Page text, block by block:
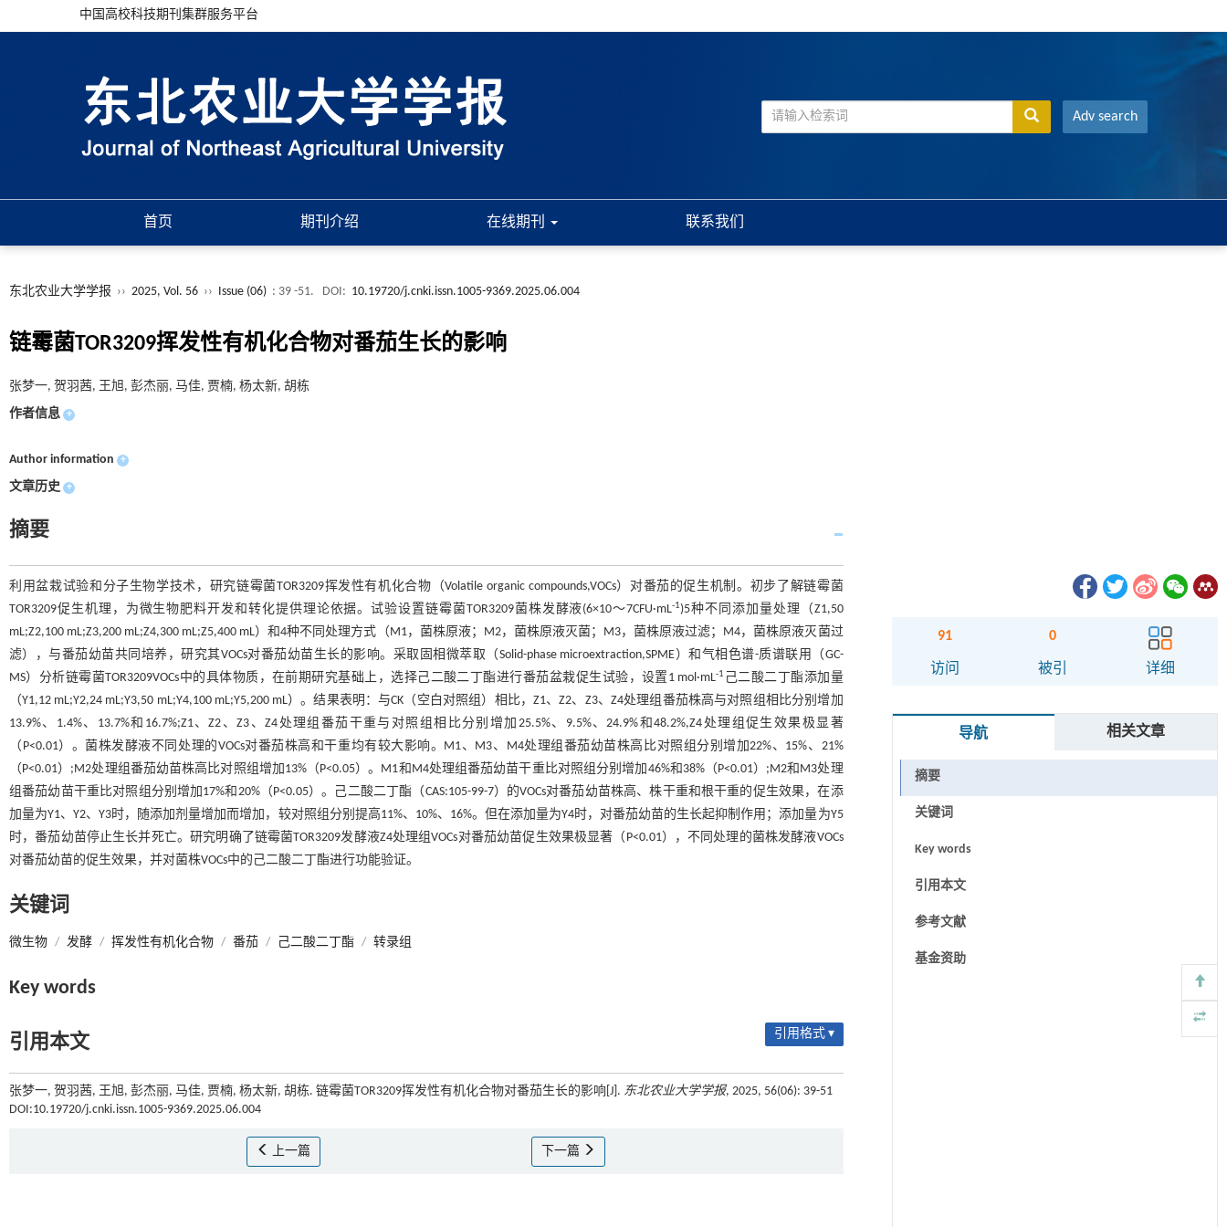
中国高校科技期刊集群服务平台
Adv search
首页 期刊介绍 在线期刊 联系我们
东北农业大学学报 ›› 2025, Vol. 56 ›› Issue (06) : 39 -51. DOI: 10.19720/j.cnki.issn.1005-9369.2025.06.004
链霉菌TOR3209挥发性有机化合物对番茄生长的影响
张梦一, 贺羽茜, 王旭, 彭杰丽, 马佳, 贾楠, 杨太新, 胡栋
作者信息 +
Author information +
文章历史 +
摘要
利用盆栽试验和分子生物学技术，研究链霉菌TOR3209挥发性有机化合物（Volatile organic compounds,VOCs）对番茄的促生机制。初步了解链霉菌
TOR3209促生机理，为微生物肥料开发和转化提供理论依据。试验设置链霉菌TOR3209菌株发酵液(6×10～7CFU·mL-1)5种不同添加量处理（Z1,50
mL;Z2,100 mL;Z3,200 mL;Z4,300 mL;Z5,400 mL）和4种不同处理方式（M1，菌株原液；M2，菌株原液灭菌；M3，菌株原液过滤；M4，菌株原液灭菌过
滤），与番茄幼苗共同培养，研究其VOCs对番茄幼苗生长的影响。采取固相微萃取（Solid-phase microextraction,SPME）和气相色谱-质谱联用（GC-
MS）分析链霉菌TOR3209VOCs中的具体物质，在前期研究基础上，选择己二酸二丁酯进行番茄盆栽促生试验，设置1 mol·mL-1 己二酸二丁酯添加量
（Y1,12 mL;Y2,24 mL;Y3,50 mL;Y4,100 mL;Y5,200 mL）。结果表明：与CK（空白对照组）相比，Z1、Z2、Z3、Z4处理组番茄株高与对照组相比分别增加
13.9%、1.4%、13.7%和16.7%;Z1、Z2、Z3、Z4处理组番茄干重与对照组相比分别增加25.5%、9.5%、24.9%和48.2%,Z4处理组促生效果极显著
（P<0.01）。菌株发酵液不同处理的VOCs对番茄株高和干重均有较大影响。M1、M3、M4处理组番茄幼苗株高比对照组分别增加22%、15%、21%
（P<0.01）;M2处理组番茄幼苗株高比对照组增加13%（P<0.05）。M1和M4处理组番茄幼苗干重比对照组分别增加46%和38%（P<0.01）;M2和M3处理
组番茄幼苗干重比对照组分别增加17%和20%（P<0.05）。己二酸二丁酯（CAS:105-99-7）的VOCs对番茄幼苗株高、株干重和根干重的促生效果，在添
加量为Y1、Y2、Y3时，随添加剂量增加而增加，较对照组分别提高11%、10%、16%。但在添加量为Y4时，对番茄幼苗的生长起抑制作用；添加量为Y5
时，番茄幼苗停止生长并死亡。研究明确了链霉菌TOR3209发酵液Z4处理组VOCs对番茄幼苗促生效果极显著（P<0.01），不同处理的菌株发酵液VOCs
对番茄幼苗的促生效果，并对菌株VOCs中的己二酸二丁酯进行功能验证。
关键词
微生物 / 发酵 / 挥发性有机化合物 / 番茄 / 己二酸二丁酯 / 转录组
Key words
引用本文 引用格式 ▾
张梦一, 贺羽茜, 王旭, 彭杰丽, 马佳, 贾楠, 杨太新, 胡栋. 链霉菌TOR3209挥发性有机化合物对番茄生长的影响[J]. 东北农业大学学报, 2025, 56(06): 39-51
DOI:10.19720/j.cnki.issn.1005-9369.2025.06.004
上一篇 下一篇
91
访问
0
被引 详细
导航 相关文章
摘要
关键词
Key words
引用本文
参考文献
基金资助